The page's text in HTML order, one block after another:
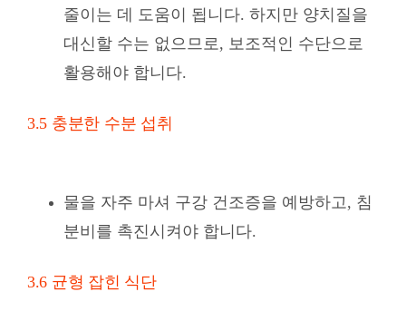
줄이는 데 도움이 됩니다. 하지만 양치질을
대신할 수는 없으므로, 보조적인 수단으로
활용해야 합니다.
3.5 충분한 수분 섭취
물을 자주 마셔 구강 건조증을 예방하고, 침
분비를 촉진시켜야 합니다.
3.6 균형 잡힌 식단